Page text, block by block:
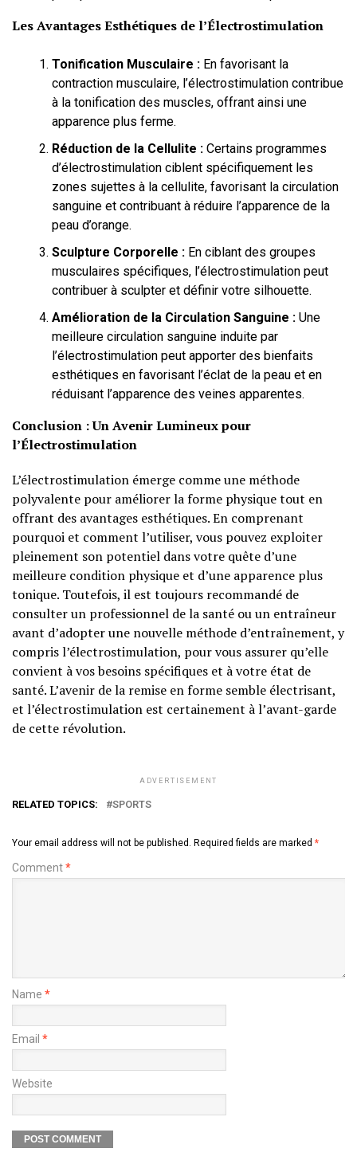
Les Avantages Esthétiques de l’Électrostimulation
Tonification Musculaire : En favorisant la
contraction musculaire, l’électrostimulation contribue
à la tonification des muscles, offrant ainsi une
apparence plus ferme.
Réduction de la Cellulite : Certains programmes
d’électrostimulation ciblent spécifiquement les
zones sujettes à la cellulite, favorisant la circulation
sanguine et contribuant à réduire l’apparence de la
peau d’orange.
Sculpture Corporelle : En ciblant des groupes
musculaires spécifiques, l’électrostimulation peut
contribuer à sculpter et définir votre silhouette.
Amélioration de la Circulation Sanguine : Une
meilleure circulation sanguine induite par
l’électrostimulation peut apporter des bienfaits
esthétiques en favorisant l’éclat de la peau et en
réduisant l’apparence des veines apparentes.
Conclusion : Un Avenir Lumineux pour
l’Électrostimulation
L’électrostimulation émerge comme une méthode
polyvalente pour améliorer la forme physique tout en
offrant des avantages esthétiques. En comprenant
pourquoi et comment l’utiliser, vous pouvez exploiter
pleinement son potentiel dans votre quête d’une
meilleure condition physique et d’une apparence plus
tonique. Toutefois, il est toujours recommandé de
consulter un professionnel de la santé ou un entraîneur
avant d’adopter une nouvelle méthode d’entraînement, y
compris l’électrostimulation, pour vous assurer qu’elle
convient à vos besoins spécifiques et à votre état de
santé. L’avenir de la remise en forme semble électrisant,
et l’électrostimulation est certainement à l’avant-garde
de cette révolution.
ADVERTISEMENT
RELATED TOPICS: SPORTS
Your email address will not be published. Required fields are marked *
Comment*
Name *
Email *
Website